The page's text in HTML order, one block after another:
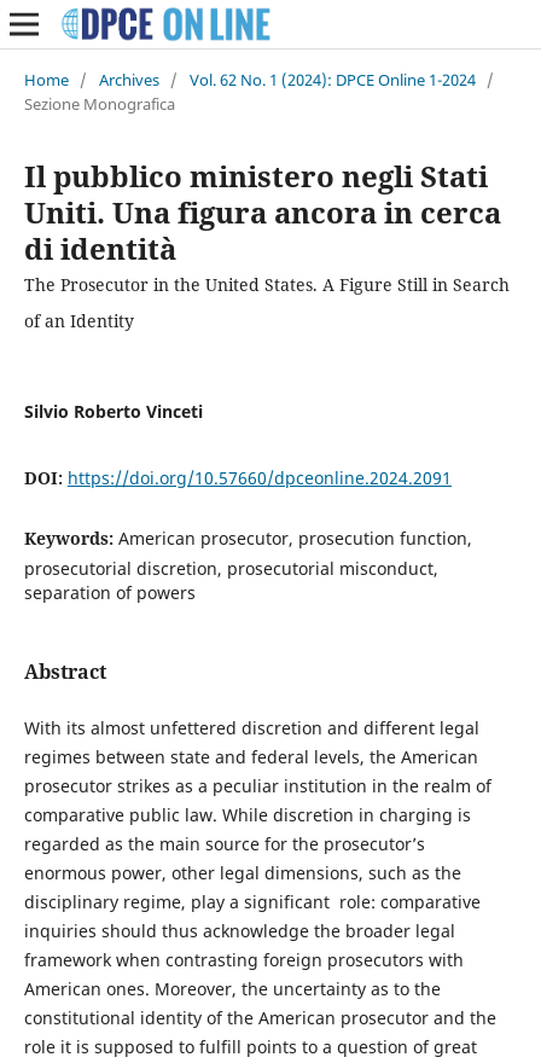
Home / Archives / Vol. 62 No. 1 (2024): DPCE Online 1-2024 /
Sezione Monografica
Il pubblico ministero negli Stati
Uniti. Una figura ancora in cerca
di identità
The Prosecutor in the United States. A Figure Still in Search
of an Identity
Silvio Roberto Vinceti
DOI: https://doi.org/10.57660/dpceonline.2024.2091
Keywords: American prosecutor, prosecution function,
prosecutorial discretion, prosecutorial misconduct,
separation of powers
Abstract
With its almost unfettered discretion and different legal
regimes between state and federal levels, the American
prosecutor strikes as a peculiar institution in the realm of
comparative public law. While discretion in charging is
regarded as the main source for the prosecutor’s
enormous power, other legal dimensions, such as the
disciplinary regime, play a significant role: comparative
inquiries should thus acknowledge the broader legal
framework when contrasting foreign prosecutors with
American ones. Moreover, the uncertainty as to the
constitutional identity of the American prosecutor and the
role it is supposed to fulfill points to a question of great